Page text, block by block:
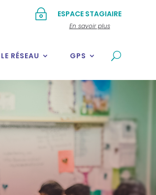
~ ESPACE STAGIAIRE
En savoir plus
LE RÉSEAU GPS